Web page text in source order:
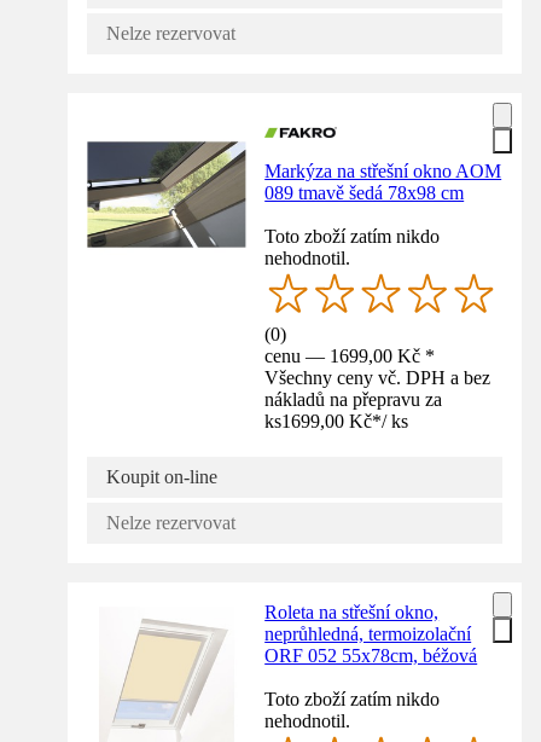
Nelze rezervovat
Markýza na střešní okno AOM
089 tmavě šedá 78x98 cm
Toto zboží zatím nikdo
nehodnotil.
(0)
cenu — 1699,00 Kč *
Všechny ceny vč. DPH a bez
nákladů na přepravu za
ks1699,00 Kč*/ ks
Koupit on-line
Nelze rezervovat
Roleta na střešní okno,
neprůhledná, termoizolační
ORF 052 55x78cm, béžová
Toto zboží zatím nikdo
nehodnotil.